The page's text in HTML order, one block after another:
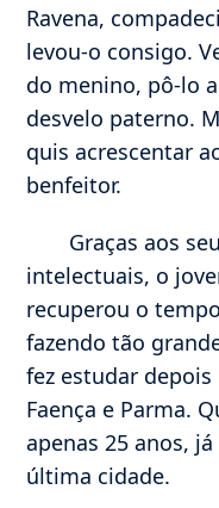
Ravena,
levou-o consigo.
do menino, pô-lo
desvelo paterno.
quis acrescentar
benfeitor.
Graças aos
intelectuais, o
recuperou o
fazendo tão
fez estudar depois
Faença e Parma.
apenas 25 anos,
última cidade.